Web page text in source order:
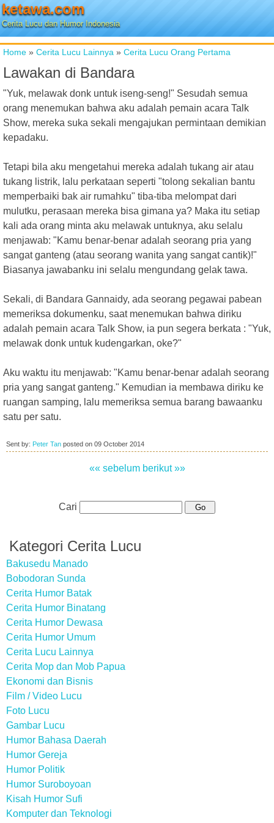
ketawa.com
Cerita Lucu dan Humor Indonesia
Home » Cerita Lucu Lainnya » Cerita Lucu Orang Pertama
Lawakan di Bandara
"Yuk, melawak donk untuk iseng-seng!" Sesudah semua
orang menemukan bahwa aku adalah pemain acara Talk
Show, mereka suka sekali mengajukan permintaan demikian
kepadaku.
Tetapi bila aku mengetahui mereka adalah tukang air atau
tukang listrik, lalu perkataan seperti "tolong sekalian bantu
memperbaiki bak air rumahku" tiba-tiba melompat dari
mulutku, perasaan mereka bisa gimana ya? Maka itu setiap
kali ada orang minta aku melawak untuknya, aku selalu
menjawab: "Kamu benar-benar adalah seorang pria yang
sangat ganteng (atau seorang wanita yang sangat cantik)!"
Biasanya jawabanku ini selalu mengundang gelak tawa.
Sekali, di Bandara Gannaidy, ada seorang pegawai pabean
memeriksa dokumenku, saat menemukan bahwa diriku
adalah pemain acara Talk Show, ia pun segera berkata : "Yuk,
melawak donk untuk kudengarkan, oke?"
Aku waktu itu menjawab: "Kamu benar-benar adalah seorang
pria yang sangat ganteng." Kemudian ia membawa diriku ke
ruangan samping, lalu memeriksa semua barang bawaanku
satu per satu.
Sent by: Peter Tan posted on 09 October 2014
«« sebelum berikut »»
Cari
Kategori Cerita Lucu
Bakusedu Manado
Bobodoran Sunda
Cerita Humor Batak
Cerita Humor Binatang
Cerita Humor Dewasa
Cerita Humor Umum
Cerita Lucu Lainnya
Cerita Mop dan Mob Papua
Ekonomi dan Bisnis
Film / Video Lucu
Foto Lucu
Gambar Lucu
Humor Bahasa Daerah
Humor Gereja
Humor Politik
Humor Suroboyoan
Kisah Humor Sufi
Komputer dan Teknologi